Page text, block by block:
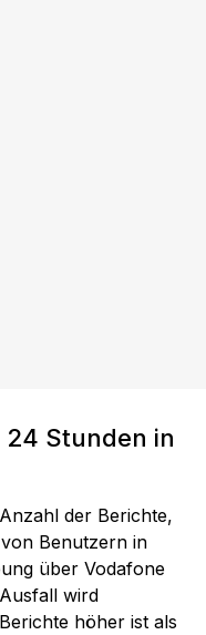
Stunden in
der Berichte,
Benutzern in
über Vodafone
wird
höher ist als